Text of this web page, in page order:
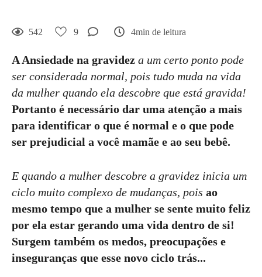
542 9 4min de leitura
A Ansiedade na gravidez a um certo ponto pode
ser considerada normal, pois tudo muda na vida
da mulher quando ela descobre que está gravida!
Portanto é necessário dar uma atenção a mais
para identificar o que é normal e o que pode
ser prejudicial a você mamãe e ao seu bebê.
E quando a mulher descobre a gravidez inicia um
ciclo muito complexo de mudanças, pois ao
mesmo tempo que a mulher se sente muito feliz
por ela estar gerando uma vida dentro de si!
Surgem também os medos, preocupações e
inseguranças que esse novo ciclo trás...